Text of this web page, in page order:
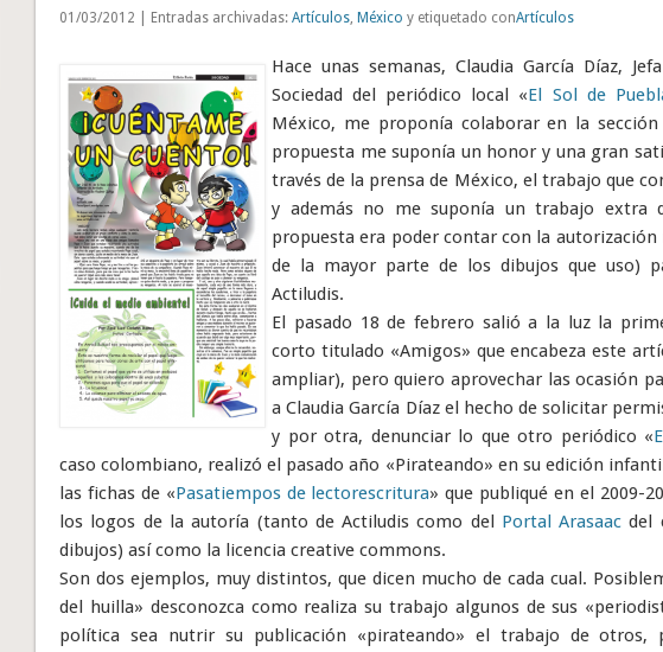
01/03/2012 | Entradas archivadas:Artículos,México y etiquetado conArtículos
Hace unas semanas, Claudia García Díaz,
Sociedad del periódico local «El Sol de
México, me proponía colaborar en la
propuesta me suponía un honor y una gran
través de la prensa de México, el trabajo que
y además no me suponía un trabajo extra
propuesta era poder contar con la
de la mayor parte de los dibujos que uso)
Actiludis.
El pasado 18 de febrero salió a la luz la
corto titulado «Amigos» que encabeza este
ampliar), pero quiero aprovechar las ocasión
a Claudia García Díaz el hecho de solicitar
y por otra, denunciar lo que otro periódico «
caso colombiano, realizó el pasado año «Pirateando» en su edición
las fichas de «Pasatiempos de lectorescritura» que publiqué en el 2009-
los logos de la autoría (tanto de Actiludis como del Portal Arasaac del
dibujos) así como la licencia creative commons.
Son dos ejemplos, muy distintos, que dicen mucho de cada cual.
del huilla» desconozca como realiza su trabajo algunos de sus
política sea nutrir su publicación «pirateando» el trabajo de otros,